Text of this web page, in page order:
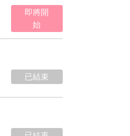
即將開
始
已結束